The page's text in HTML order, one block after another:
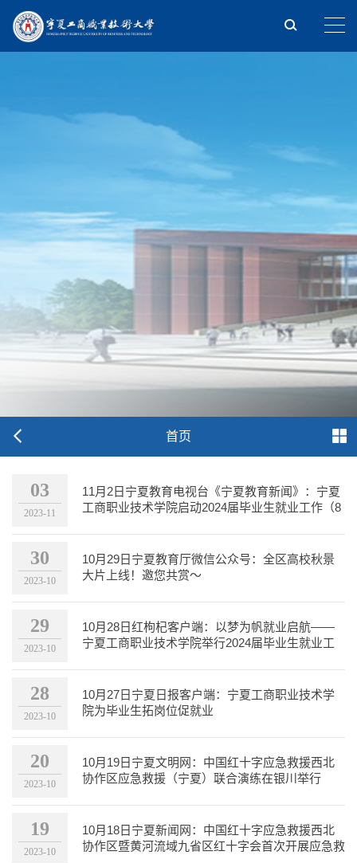
首页
03
2023-11
11月2日宁夏教育电视台《宁夏教育新闻》：宁夏
工商职业技术学院启动2024届毕业生就业工作（8
30
2023-10
10月29日宁夏教育厅微信公众号：全区高校秋景
大片上线！邀您共赏～
29
2023-10
10月28日红枸杞客户端：以梦为帆就业启航——
宁夏工商职业技术学院举行2024届毕业生就业工
28
2023-10
10月27日宁夏日报客户端：宁夏工商职业技术学
院为毕业生拓岗位促就业
20
2023-10
10月19日宁夏文明网：中国红十字应急救援西北
协作区应急救援（宁夏）联合演练在银川举行
19
2023-10
10月18日宁夏新闻网：中国红十字应急救援西北
协作区暨黄河流域九省区红十字会首次开展应急救